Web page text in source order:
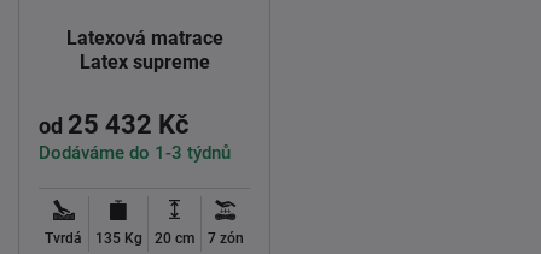
Latexová matrace
Latex supreme
od 25 432 Kč
Dodáváme do 1-3 týdnů
Tvrdá 135 Kg 20 cm 7 zón